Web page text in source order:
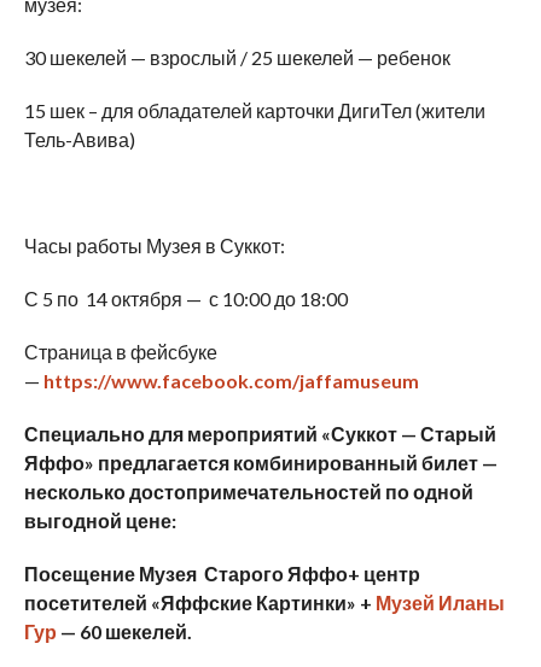
30 шекелей — взрослый / 25 шекелей — ребенок
15 шек – для обладателей карточки ДигиТел (жители
Тель-Авива)
Часы работы Музея в Суккот:
С 5 по 14 октября — с 10:00 до 18:00
Страница в фейсбуке
— https://www.facebook.com/jaffamuseum
Специально для мероприятий «Суккот — Старый
Яффо» предлагается комбинированный билет —
несколько достопримечательностей по одной
выгодной цене:
Посещение Музея Старого Яффо+ центр
посетителей «Яффские Картинки» + Музей Иланы
Гур — 60 шекелей.